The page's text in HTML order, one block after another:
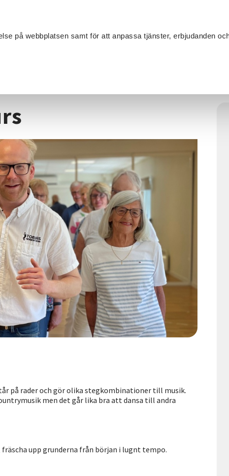
på webbplatsen samt för att anpassa tjänster, erbjudanden
på rader och gör olika stegkombinationer till musik.
men det går lika bra att dansa till andra
upp grunderna från början i lugnt tempo.